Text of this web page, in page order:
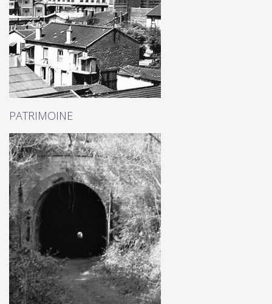
PATRIMOINE